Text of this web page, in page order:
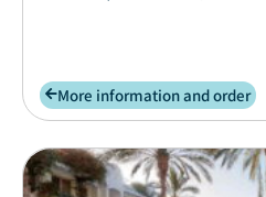
More information and order